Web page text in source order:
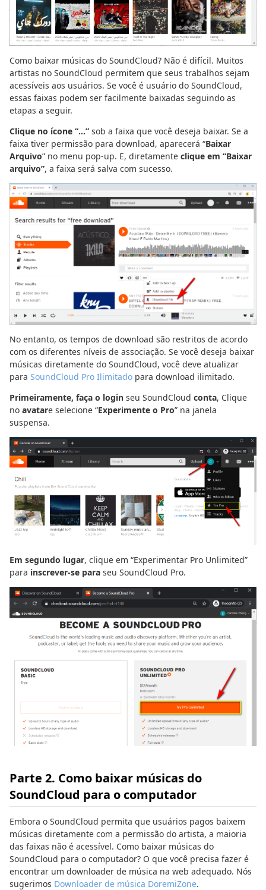
Como baixar músicas do SoundCloud? Não é difícil. Muitos
artistas no SoundCloud permitem que seus trabalhos sejam
acessíveis aos usuários. Se você é usuário do SoundCloud,
essas faixas podem ser facilmente baixadas seguindo as
etapas a seguir.
Clique no ícone “...” sob a faixa que você deseja baixar. Se a
faixa tiver permissão para download, aparecerá “Baixar
Arquivo” no menu pop-up. E, diretamente clique em “Baixar
arquivo”, a faixa será salva com sucesso.
No entanto, os tempos de download são restritos de acordo
com os diferentes níveis de associação. Se você deseja baixar
músicas diretamente do SoundCloud, você deve atualizar
para SoundCloud Pro Ilimitado para download ilimitado.
Primeiramente, faça o login seu SoundCloud conta, Clique
no avatare selecione “Experimente o Pro” na janela
suspensa.
Em segundo lugar, clique em “Experimentar Pro Unlimited”
para inscrever-se para seu SoundCloud Pro.
Parte 2. Como baixar músicas do
SoundCloud para o computador
Embora o SoundCloud permita que usuários pagos baixem
músicas diretamente com a permissão do artista, a maioria
das faixas não é acessível. Como baixar músicas do
SoundCloud para o computador? O que você precisa fazer é
encontrar um downloader de música na web adequado. Nós
sugerimos Downloader de música DoremiZone.